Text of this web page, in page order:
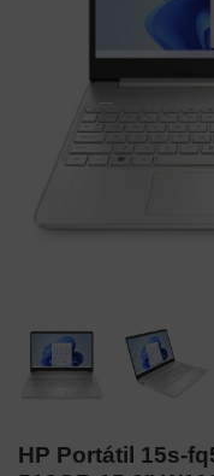
HP Portátil 15s-